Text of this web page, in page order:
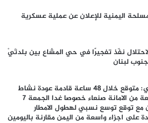
اليمنية للإعلان عن عملية عسكرية
نفّذ تفجيرًا في حي المشاع بين بلدتَيْ
لبنان
الفلكي عدنان الشوافي: متوقع خلال 48 ساعة قادمة عودة نشاط
الأمطار على اجزاء واسعة من الامانة صنعاء خصوصا غدا الجمعة 7
بالتزامن مع توقع توسع نسبي لهطول الامطار
على اجزاء واسعة من اليمن مقارنة باليومين